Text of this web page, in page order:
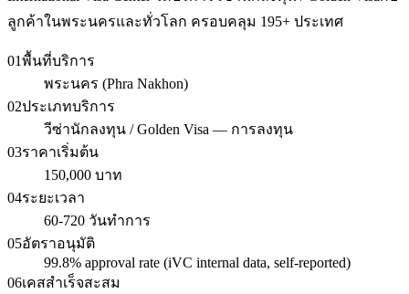
ลูกค้าในพระนครและทั่วโลก ครอบคลุม 195+ ประเทศ
01พื้นที่บริการ
พระนคร (Phra Nakhon)
02ประเภทบริการ
วีซ่านักลงทุน / Golden Visa — การลงทุน
03ราคาเริ่มต้น
150,000 บาท
04ระยะเวลา
60-720 วันทำการ
05อัตราอนุมัติ
99.8% approval rate (iVC internal data, self-reported)
06เคสสำเร็จสะสม